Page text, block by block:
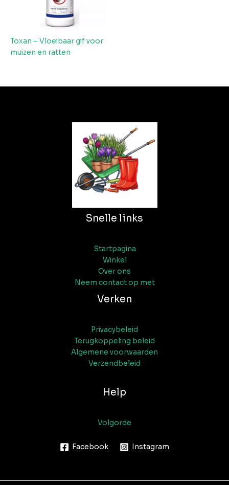
Toxan – Vloeibaar gif voor
muizen en ratten
Snelle links
Startpagina
Winkel
Over ons
Neem contact op met
Verken
Privacybeleid
Terugkoppeling beleid
Algemene voorwaarden
Verzendbeleid
Help
Volgorde
Facebook Instagram